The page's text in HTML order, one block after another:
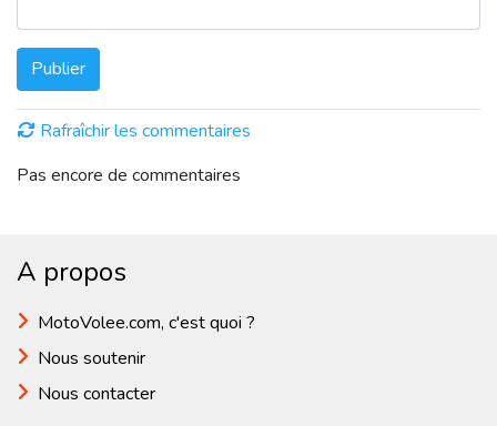
Publier
Rafraîchir les commentaires
Pas encore de commentaires
A propos
MotoVolee.com, c'est quoi ?
Nous soutenir
Nous contacter